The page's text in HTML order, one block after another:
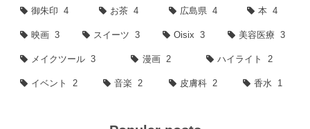
御朱印 4 お茶 4 広島県 4 本 4
映画 3 スイーツ 3 Oisix 3 美容医療 3
メイクツール 3 漫画 2 ハイライト 2
イベント 2 音楽 2 皮膚科 2 香水 1